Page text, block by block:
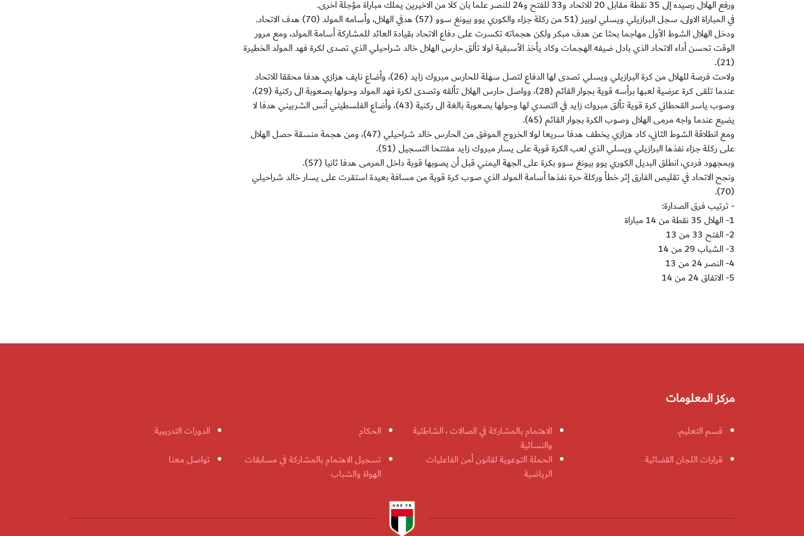
ورفع الهلال رصيده إلى 35 نقطة مقابل 20 للاتحاد و33 للفتح و24 للنصر علما بان كلا من الاخيرين يملك مباراة مؤجلة اخرى.
في المباراة الاولى، سجل البرازيلي ويسلي لوبيز (51 من ركلة جزاء والكوري يوو بيونغ سوو (57) هدفي الهلال، وأسامه المولد (70) هدف الاتحاد.
ودخل الهلال الشوط الأول مهاجما بحثا عن هدف مبكر ولكن هجماته تكسرت على دفاع الاتحاد بقيادة العائد للمشاركة أسامة المولد، ومع مرور
الوقت تحسن أداء الاتحاد الذي بادل ضيفه الهجمات وكاد يأخذ الأسبقية لولا تألق حارس الهلال خالد شراحيلي الذي تصدى لكرة فهد المولد الخطيرة
(21).
ولاحت فرصة للهلال من كرة البرازيلي ويسلي تصدى لها الدفاع لتصل سهلة للحارس مبروك زايد (26)، وأضاع نايف هزازي هدفا محققا للاتحاد
عندما تلقى كرة عرضية لعبها برأسه قوية بجوار القائم (28)، وواصل حارس الهلال تألقه وتصدى لكرة فهد المولد وحولها بصعوبة الى ركنية (29)،
وصوب ياسر القحطاني كرة قوية تألق مبروك زايد في التصدي لها وحولها بصعوبة بالغة الى ركنية (43)، وأضاع الفلسطيني أنس الشربيني هدفا لا
يضيع عندما واجه مرمى الهلال وصوب الكرة بجوار القائم (45).
ومع انطلاقة الشوط الثاني، كاد هزازي يخطف هدفا سريعا لولا الخروج الموفق من الحارس خالد شراحيلي (47)، ومن هجمة منسقة حصل الهلال
على ركلة جزاء نفذها البرازيلي ويسلي الذي لعب الكرة قوية على يسار مبروك زايد مفتتحا التسجيل (51).
وبمجهود فردي، انطلق البديل الكوري يوو بيونغ سوو بكرة على الجهة اليمني قبل أن يصوبها قوية داخل المرمى هدفا ثانيا (57).
ونجح الاتحاد في تقليص الفارق إثر خطأ وركلة حرة نفذها أسامة المولد الذي صوب كرة قوية من مسافة بعيدة استقرت على يسار خالد شراحيلي
(70).
- ترتيب فرق الصدارة:
1- الهلال 35 نقطة من 14 مباراة
2- الفتح 33 من 13
3- الشباب 29 من 14
4- النصر 24 من 13
5- الاتفاق 24 من 14
مركز المعلومات
قسم التعليم.
الاهتمام بالمشاركة في الصالات ، الشاطئية
والنسائية
الحكام
الدورات التدريبية
قرارات اللجان القضائية
الحملة التوعوية لقانون أمن الفاعليات
الرياضية
تسجيل الاهتمام بالمشاركة في مسابقات
الهواة والشباب
تواصل معنا